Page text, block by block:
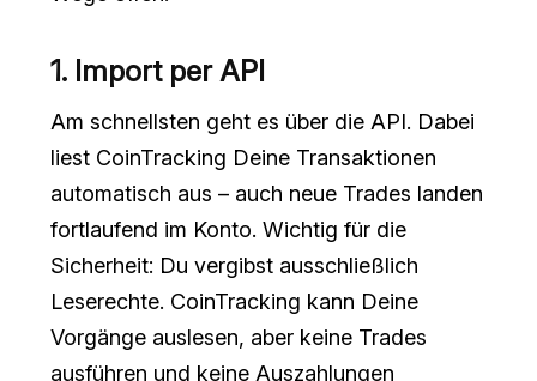
1. Import per API
Am schnellsten geht es über die API. Dabei
liest CoinTracking Deine Transaktionen
automatisch aus – auch neue Trades landen
fortlaufend im Konto. Wichtig für die
Sicherheit: Du vergibst ausschließlich
Leserechte. CoinTracking kann Deine
Vorgänge auslesen, aber keine Trades
ausführen und keine Auszahlungen